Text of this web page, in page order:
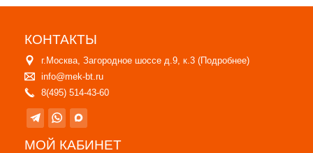
КОНТАКТЫ
г.Москва, Загородное шоссе д.9, к.3 (Подробнее)
info@mek-bt.ru
8(495) 514-43-60
МОЙ КАБИНЕТ